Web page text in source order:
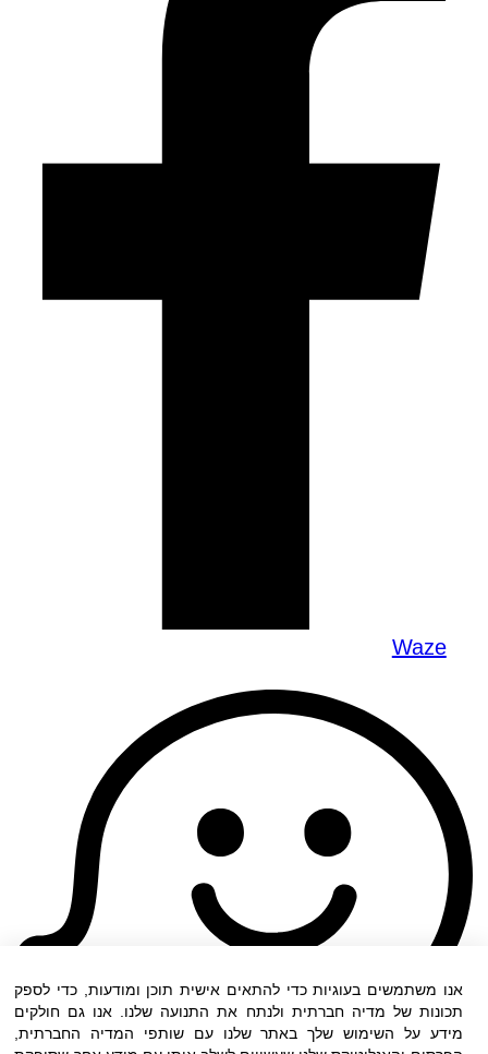
Waze
אנו משתמשים בעוגיות כדי להתאים אישית תוכן ומודעות, כדי לספק
תכונות של מדיה חברתית ולנתח את התנועה שלנו. אנו גם חולקים
מידע על השימוש שלך באתר שלנו עם שותפי המדיה החברתית,